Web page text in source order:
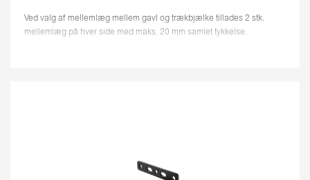
Ved valg af mellemlæg mellem gavl og trækbjælke tillades 2 stk.
mellemlæg på hver side med maks. 20 mm samlet tykkelse.